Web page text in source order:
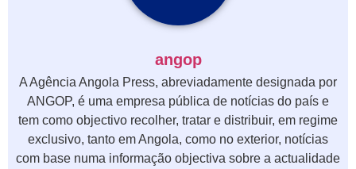
angop
A Agência Angola Press, abreviadamente designada por
ANGOP, é uma empresa pública de notícias do país e
tem como objectivo recolher, tratar e distribuir, em regime
exclusivo, tanto em Angola, como no exterior, notícias
com base numa informação objectiva sobre a actualidade